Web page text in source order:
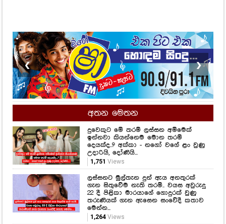
❮ ❯
අතන මෙතන
දුවෙකුට මේ තරම් ලස්සන අම්මෙක්
ඉන්නවා කියන්නෙම මොන තරම්
දෙයක්ද..? අක්කා - නගෝ වගේ ළං වුණු
උදාරියි, දෝණියි...
1,751 Views
ලස්සනට මුල්තැන දුන් ඇය අනතුරක්
ගැන සිතුවේම නැති තරම්.. වයස අවුරුදු
22 දී පිළිකා මාරයාගේ ගොදුරක් වුණු
තරුණියක් ගැන ඇසෙන සංවේදී කතාව
මෙන්න...
1,264Views